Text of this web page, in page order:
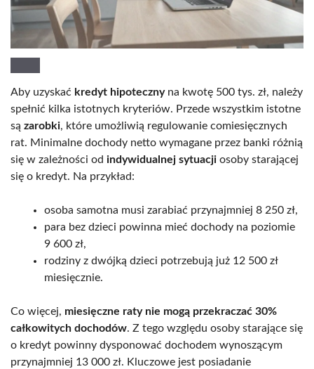
Aby uzyskać kredyt hipotecznyna kwotę 500 tys. zł, należy
spełnić kilka istotnych kryteriów. Przede wszystkim istotne
są zarobki, które umożliwią regulowanie comiesięcznych
rat. Minimalne dochody netto wymagane przez banki różnią
się w zależności od indywidualnej sytuacji osoby starającej
się o kredyt. Na przykład:
osoba samotna musi zarabiać przynajmniej 8 250 zł,
para bez dzieci powinna mieć dochody na poziomie
9 600 zł,
rodziny z dwójką dzieci potrzebują już 12 500 zł
miesięcznie.
Co więcej, miesięczne raty nie mogą przekraczać 30%
całkowitych dochodów. Z tego względu osoby starające się
o kredyt powinny dysponować dochodem wynoszącym
przynajmniej 13 000 zł. Kluczowe jest posiadanie